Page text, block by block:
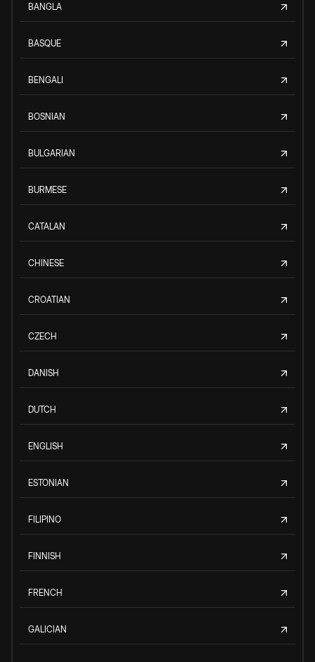
BANGLA
BASQUE
BENGALI
BOSNIAN
BULGARIAN
BURMESE
CATALAN
CHINESE
CROATIAN
CZECH
DANISH
DUTCH
ENGLISH
ESTONIAN
FILIPINO
FINNISH
FRENCH
GALICIAN